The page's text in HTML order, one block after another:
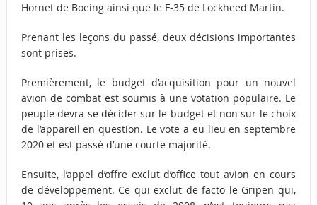
Hornet de Boeing ainsi que le F-35 de Lockheed Martin.
Prenant les leçons du passé, deux décisions importantes
sont prises.
Premièrement, le budget d’acquisition pour un nouvel
avion de combat est soumis à une votation populaire. Le
peuple devra se décider sur le budget et non sur le choix
de l’appareil en question. Le vote a eu lieu en septembre
2020 et est passé d’une courte majorité.
Ensuite, l’appel d’offre exclut d’office tout avion en cours
de développement. Ce qui exclut de facto le Gripen qui,